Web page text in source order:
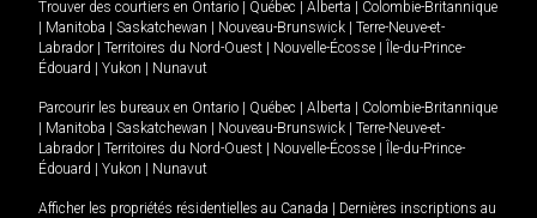
Trouver des courtiers en Ontario Québec Alberta
Colombie-Britannique
Manitoba Saskatchewan Nouveau-Brunswick
Terre-Neuve-et-
Labrador
Territoires du Nord-Ouest Nouvelle-Écosse
Île-du-Prince-
Édouard
Yukon Nunavut
Parcourir les bureaux en Ontario Québec Alberta
Colombie-Britannique
Manitoba Saskatchewan Nouveau-Brunswick
Terre-Neuve-et-
Labrador
Territoires du Nord-Ouest Nouvelle-Écosse
Île-du-Prince-
Édouard
Yukon Nunavut
Afficher les propriétés résidentielles au Canada
Dernières inscriptions au